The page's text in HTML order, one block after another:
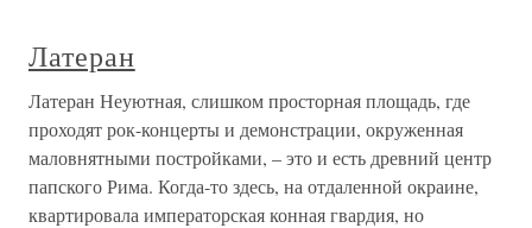
Латеран
Латеран Неуютная, слишком просторная площадь, где
проходят рок-концерты и демонстрации, окруженная
маловнятными постройками, – это и есть древний центр
папского Рима. Когда-то здесь, на отдаленной окраине,
квартировала императорская конная гвардия, но